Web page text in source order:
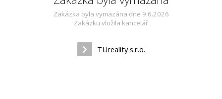
Zakázka byla vymazána dne 9.6.2026
Zakázku vložila kancelář
TUreality s.r.o.